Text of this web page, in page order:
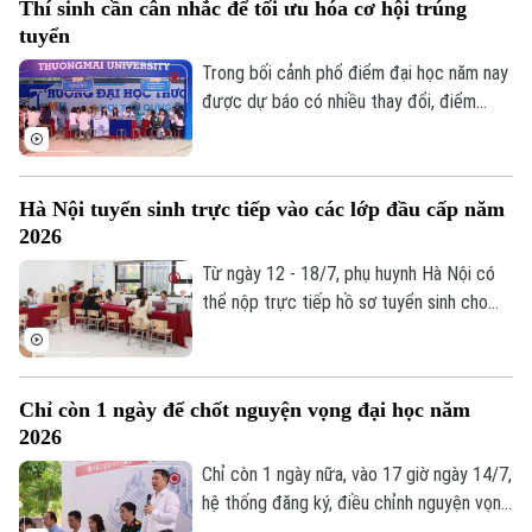
Liên hệ đường dây nóng (bấm để gọi)
Tòa soạn
0865.116.699 (hotline) 0865.116.699
sinh và phụ huynh băn khoăn không chỉ là
thích ứng với một thị trường lao động
đang thay đổi rất nhanh dưới tác động
Thí sinh cần cân nhắc để tối ưu hóa cơ hội trúng
tuyển
Trong bối cảnh phổ điểm đại học năm nay
được dự báo có nhiều thay đổi, điểm
yêu thích mà cần có một chiến lược hợp
cơ hội trúng tuyển.
Hà Nội tuyển sinh trực tiếp vào các lớp đầu cấp năm
2026
Từ ngày 12 - 18/7, phụ huynh Hà Nội có
thể nộp trực tiếp hồ sơ tuyển sinh cho
Chỉ còn 1 ngày để chốt nguyện vọng đại học năm
2026
Chỉ còn 1 ngày nữa, vào 17 giờ ngày 14/7,
hệ thống đăng ký, điều chỉnh nguyện vọng